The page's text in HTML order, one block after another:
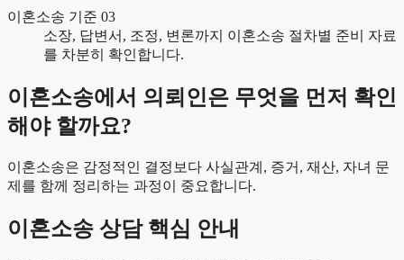
이혼소송 기준 03
소장, 답변서, 조정, 변론까지 이혼소송 절차별 준비 자료
를 차분히 확인합니다.
이혼소송에서 의뢰인은 무엇을 먼저 확인
해야 할까요?
이혼소송은 감정적인 결정보다 사실관계, 증거, 재산, 자녀 문
제를 함께 정리하는 과정이 중요합니다.
이혼소송 상담 핵심 안내